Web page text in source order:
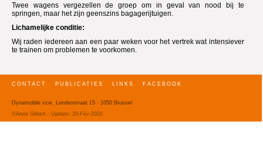
Twee wagens vergezellen de groep om in geval van nood bij te
springen, maar het zijn geenszins bagagerijtuigen.
Lichamelijke conditie:
Wij raden iedereen aan een paar weken voor het vertrek wat intensiever
te trainen om problemen te voorkomen.
CONTACT PUBLICATIES LINKS FACEBOOK
Dynamobile vzw, Londenstraat 15 - 1050 Brussel
©Anne Gilbert - Update: 20-Fév-2020